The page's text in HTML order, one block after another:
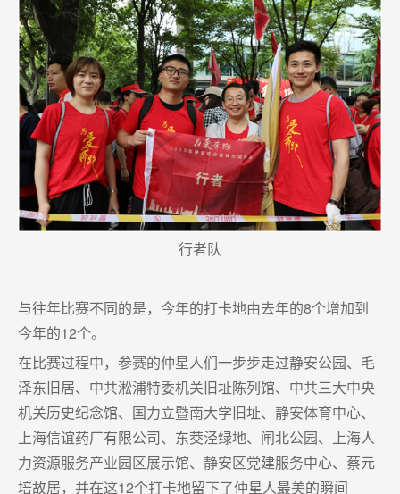
行者队
与往年比赛不同的是，今年的打卡地由去年的8个增加到
今年的12个。
在比赛过程中，参赛的仲星人们一步步走过静安公园、毛
泽东旧居、中共淞浦特委机关旧址陈列馆、中共三大中央
机关历史纪念馆、国力立暨南大学旧址、静安体育中心、
上海信谊药厂有限公司、东茭泾绿地、闸北公园、上海人
力资源服务产业园区展示馆、静安区党建服务中心、蔡元
培故居，并在这12个打卡地留下了仲星人最美的瞬间